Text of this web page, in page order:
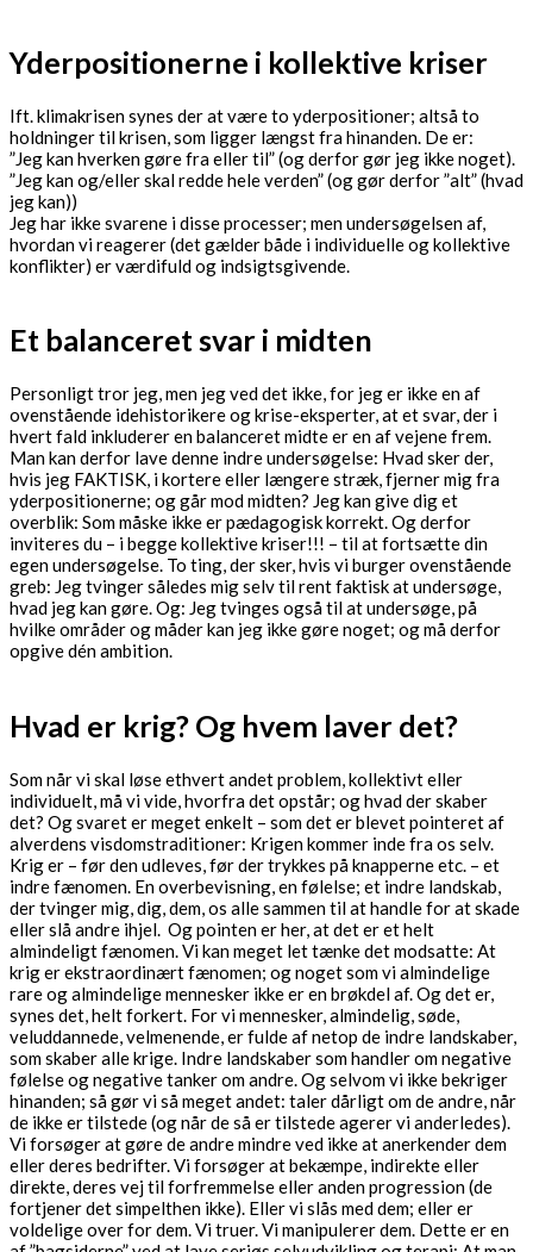
Yderpositionerne i kollektive kriser
Ift. klimakrisen synes der at være to yderpositioner; altså to
holdninger til krisen, som ligger længst fra hinanden. De er:
”Jeg kan hverken gøre fra eller til” (og derfor gør jeg ikke noget).
”Jeg kan og/eller skal redde hele verden” (og gør derfor ”alt” (hvad
jeg kan))
Jeg har ikke svarene i disse processer; men undersøgelsen af,
hvordan vi reagerer (det gælder både i individuelle og kollektive
konflikter) er værdifuld og indsigtsgivende.
Et balanceret svar i midten
Personligt tror jeg, men jeg ved det ikke, for jeg er ikke en af
ovenstående idehistorikere og krise-eksperter, at et svar, der i
hvert fald inkluderer en balanceret midte er en af vejene frem.
Man kan derfor lave denne indre undersøgelse: Hvad sker der,
hvis jeg FAKTISK, i kortere eller længere stræk, fjerner mig fra
yderpositionerne; og går mod midten? Jeg kan give dig et
overblik: Som måske ikke er pædagogisk korrekt. Og derfor
inviteres du – i begge kollektive kriser!!! – til at fortsætte din
egen undersøgelse. To ting, der sker, hvis vi burger ovenstående
greb: Jeg tvinger således mig selv til rent faktisk at undersøge,
hvad jeg kan gøre. Og: Jeg tvinges også til at undersøge, på
hvilke områder og måder kan jeg ikke gøre noget; og må derfor
opgive dén ambition.
Hvad er krig? Og hvem laver det?
Som når vi skal løse ethvert andet problem, kollektivt eller
individuelt, må vi vide, hvorfra det opstår; og hvad der skaber
det? Og svaret er meget enkelt – som det er blevet pointeret af
alverdens visdomstraditioner: Krigen kommer inde fra os selv.
Krig er – før den udleves, før der trykkes på knapperne etc. – et
indre fænomen. En overbevisning, en følelse; et indre landskab,
der tvinger mig, dig, dem, os alle sammen til at handle for at skade
eller slå andre ihjel. Og pointen er her, at det er et helt
almindeligt fænomen. Vi kan meget let tænke det modsatte: At
krig er ekstraordinært fænomen; og noget som vi almindelige
rare og almindelige mennesker ikke er en brøkdel af. Og det er,
synes det, helt forkert. For vi mennesker, almindelig, søde,
veluddannede, velmenende, er fulde af netop de indre landskaber,
som skaber alle krige. Indre landskaber som handler om negative
følelse og negative tanker om andre. Og selvom vi ikke bekriger
hinanden; så gør vi så meget andet: taler dårligt om de andre, når
de ikke er tilstede (og når de så er tilstede agerer vi anderledes).
Vi forsøger at gøre de andre mindre ved ikke at anerkender dem
eller deres bedrifter. Vi forsøger at bekæmpe, indirekte eller
direkte, deres vej til forfremmelse eller anden progression (de
fortjener det simpelthen ikke). Eller vi slås med dem; eller er
voldelige over for dem. Vi truer. Vi manipulerer dem. Dette er en